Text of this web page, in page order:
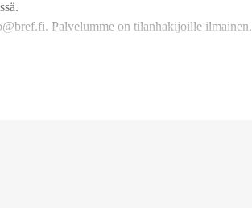
Palvelumme on tilanhakijoille ilmainen.